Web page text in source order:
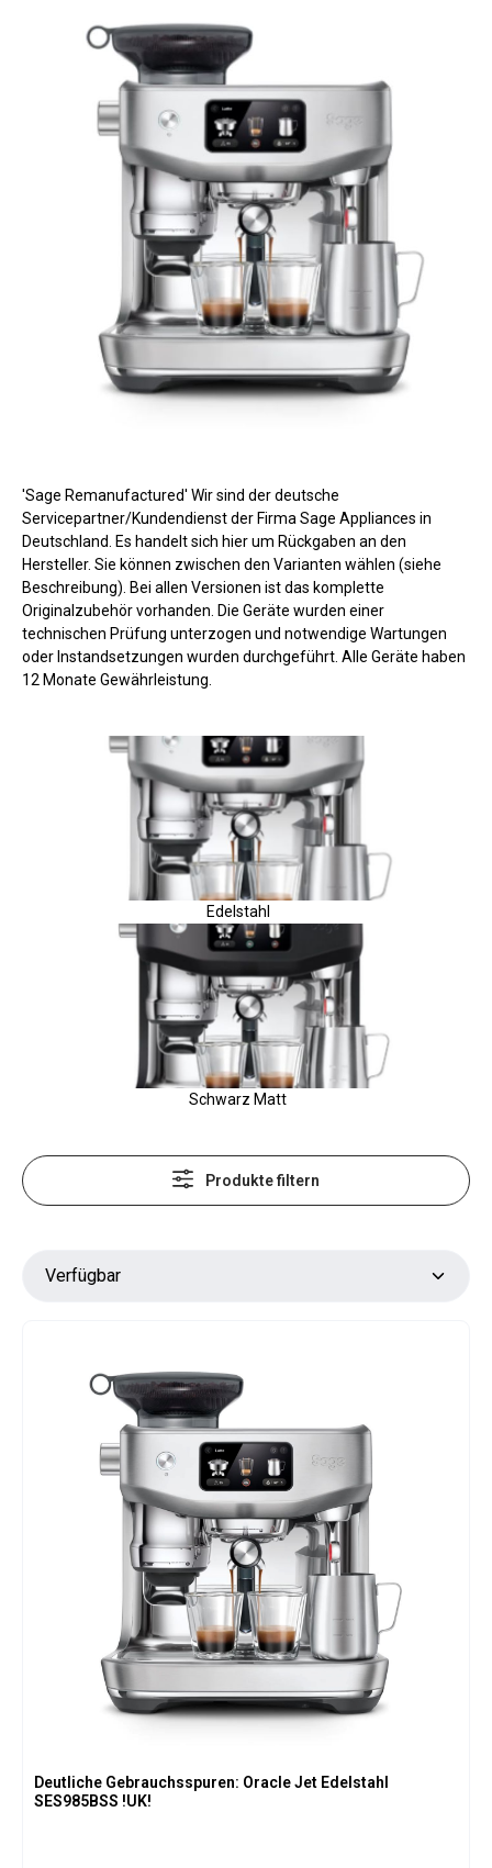
'Sage Remanufactured' Wir sind der deutsche
Servicepartner/Kundendienst der Firma Sage Appliances in
Deutschland. Es handelt sich hier um Rückgaben an den
Hersteller. Sie können zwischen den Varianten wählen (siehe
Beschreibung). Bei allen Versionen ist das komplette
Originalzubehör vorhanden. Die Geräte wurden einer
technischen Prüfung unterzogen und notwendige Wartungen
oder Instandsetzungen wurden durchgeführt. Alle Geräte haben
12 Monate Gewährleistung.
Edelstahl
Schwarz Matt
Produkte filtern
Deutliche Gebrauchsspuren: Oracle Jet Edelstahl
SES985BSS !UK!